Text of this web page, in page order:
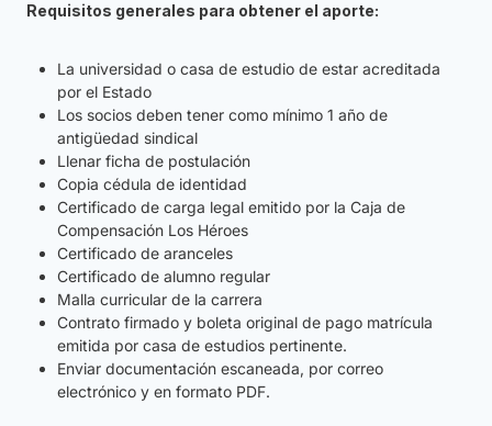
Requisitos generales para obtener el aporte:
La universidad o casa de estudio de estar acreditada
por el Estado
Los socios deben tener como mínimo 1 año de
antigüedad sindical
Llenar ficha de postulación
Copia cédula de identidad
Certificado de carga legal emitido por la Caja de
Compensación Los Héroes
Certificado de aranceles
Certificado de alumno regular
Malla curricular de la carrera
Contrato firmado y boleta original de pago matrícula
emitida por casa de estudios pertinente.
Enviar documentación escaneada, por correo
electrónico y en formato PDF.